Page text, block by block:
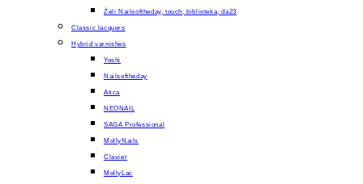
Żeli Nailsoftheday, touch, biblioteka, da23
Classic lacquers
Hybrid varnishes
Yoshi
Nailsoftheday
Atica
NEONAIL
SAGA Professional
MollyNails
Clavier
MollyLac